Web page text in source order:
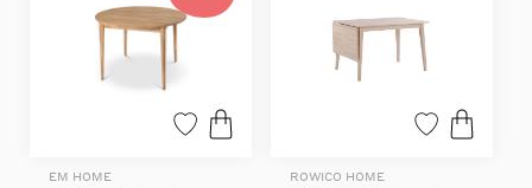
EM HOME ROWICO HOME